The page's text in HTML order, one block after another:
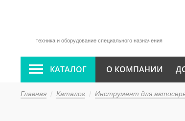
техника и оборудование специального назначения
КАТАЛОГ О КОМПАНИИ
Главная Каталог Инструмент для